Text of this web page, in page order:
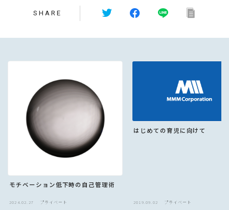
SHARE
モチベーション低下時の自己管理術
2024.02.27 プライベート
はじめての育児に向けて
2019.09.02 プライベート